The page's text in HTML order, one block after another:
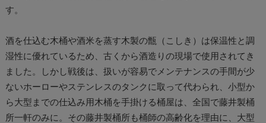
す。
酒を仕込む木桶や酒米を蒸す木製の甑（こしき）は保温性と調
湿性に優れているため、古くから酒造りの現場で使用されてき
ました。しかし戦後は、扱いが容易でメンテナンスの手間が少
ないホーローやステンレスのタンクに取って代わられ、小型か
ら大型までの仕込み用木桶を手掛ける桶屋は、全国で藤井製桶
所一軒のみに。その藤井製桶所も桶師の高齢化を理由に、大型